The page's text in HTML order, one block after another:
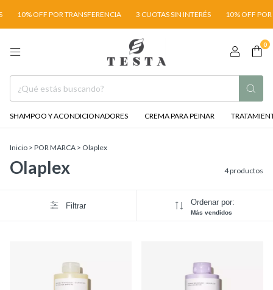
10% OFF POR TRANSFERENCIA 3 CUOTAS SIN INTERÉS 10% OFF POR
0
SHAMPOO Y ACONDICIONADORES CREMA PARA PEINAR
Inicio > POR MARCA > Olaplex
Olaplex 4 productos
Filtrar Ordenar por:
Más vendidos